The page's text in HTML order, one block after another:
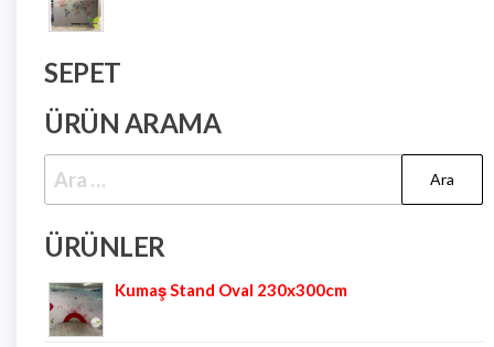
SEPET
ÜRÜN ARAMA
ÜRÜNLER
Kumaş Stand Oval 230x300cm